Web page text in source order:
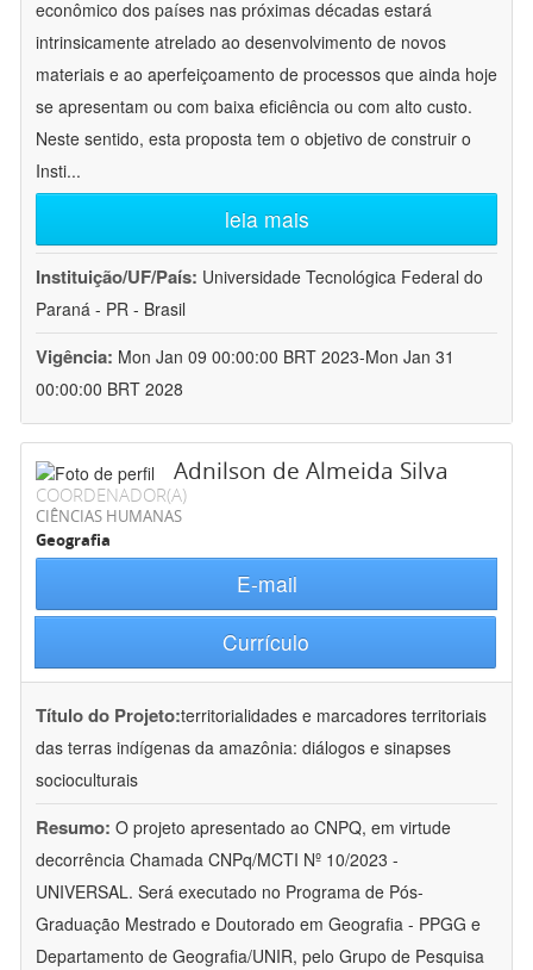
econômico dos países nas próximas décadas estará
intrinsicamente atrelado ao desenvolvimento de novos
materiais e ao aperfeiçoamento de processos que ainda hoje
se apresentam ou com baixa eficiência ou com alto custo.
Neste sentido, esta proposta tem o objetivo de construir o
Insti...
leia mais
Instituição/UF/País: Universidade Tecnológica Federal do
Paraná - PR - Brasil
Vigência: Mon Jan 09 00:00:00 BRT 2023-Mon Jan 31
00:00:00 BRT 2028
Adnilson de Almeida Silva
COORDENADOR(A)
CIÊNCIAS HUMANAS
Geografia
E-mail
Currículo
Título do Projeto:territorialidades e marcadores territoriais
das terras indígenas da amazônia: diálogos e sinapses
socioculturais
Resumo: O projeto apresentado ao CNPQ, em virtude
decorrência Chamada CNPq/MCTI Nº 10/2023 -
UNIVERSAL. Será executado no Programa de Pós-
Graduação Mestrado e Doutorado em Geografia - PPGG e
Departamento de Geografia/UNIR, pelo Grupo de Pesquisa